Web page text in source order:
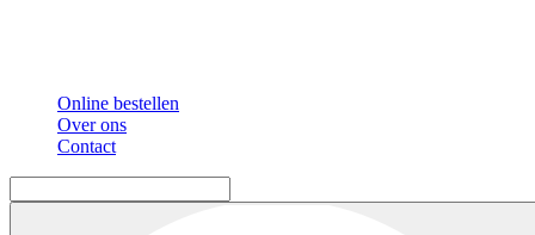
Online bestellen
Over ons
Contact